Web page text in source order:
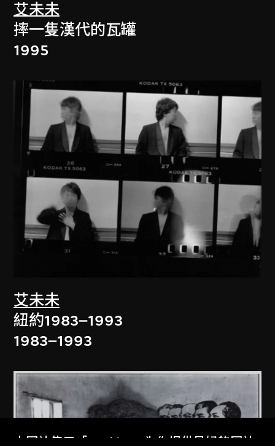
艾未未
摔一隻漢代的瓦罐
1995
艾未未
紐約1983–1993
1983–1993
本网站使用「Cookies」为你提供最好的网站